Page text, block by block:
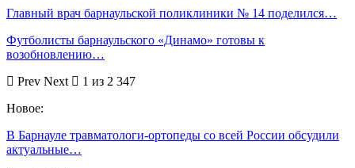
Главный врач барнаульской поликлиники № 14 поделился…
Футболисты барнаульского «Динамо» готовы к
возобновлению…
Prev Next
1 из 2 347
Новое:
В Барнауле травматологи-ортопеды со всей России обсудили
актуальные…